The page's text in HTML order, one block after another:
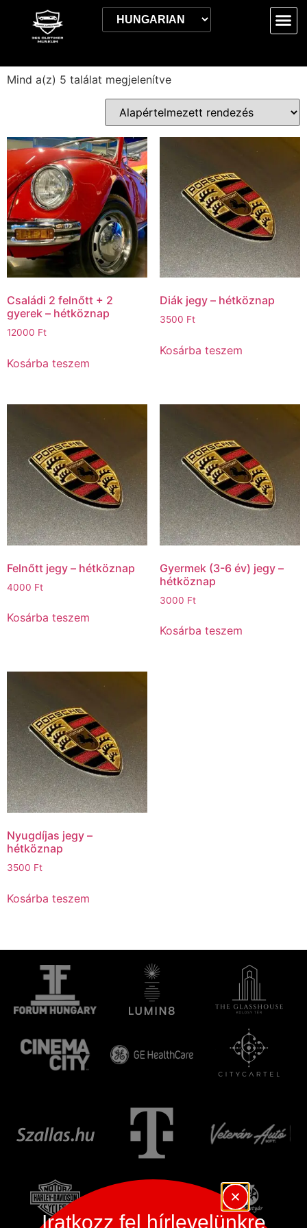
Kezdőlap/ hétköznap
hétköznap
Mind a(z) 5 találat megjelenítve
Családi 2 felnőtt + 2
gyerek – hétköznap
12000 Ft
Kosárba teszem
Diák jegy – hétköznap
3500 Ft
Kosárba teszem
Felnőtt jegy – hétköznap
4000 Ft
Kosárba teszem
Gyermek (3-6 év) jegy –
hétköznap
3000 Ft
Kosárba teszem
Nyugdíjas jegy –
hétköznap
3500 Ft
Kosárba teszem
Iratkozz fel hírlevelünkre